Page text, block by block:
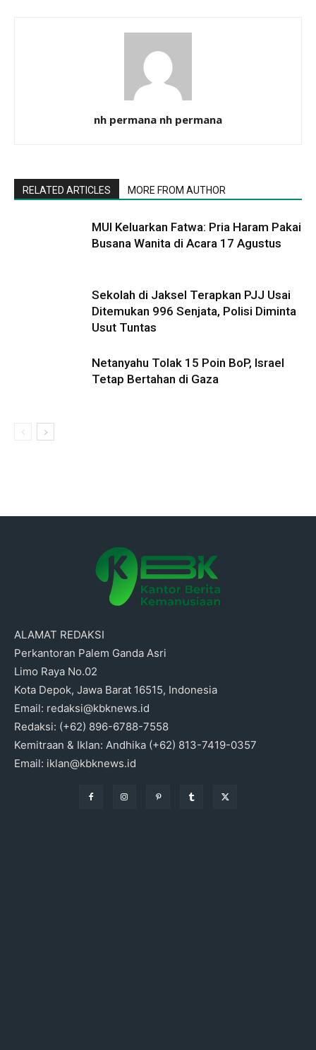
nh permana nh permana
RELATED ARTICLES MORE FROM AUTHOR
MUI Keluarkan Fatwa: Pria Haram Pakai
Busana Wanita di Acara 17 Agustus
Sekolah di Jaksel Terapkan PJJ Usai
Ditemukan 996 Senjata, Polisi Diminta
Usut Tuntas
Netanyahu Tolak 15 Poin BoP, Israel
Tetap Bertahan di Gaza
ALAMAT REDAKSI
Perkantoran Palem Ganda Asri
Limo Raya No.02
Kota Depok, Jawa Barat 16515, Indonesia
Email: redaksi@kbknews.id
Redaksi: (+62) 896-6788-7558
Kemitraan & Iklan: Andhika (+62) 813-7419-0357
Email: iklan@kbknews.id